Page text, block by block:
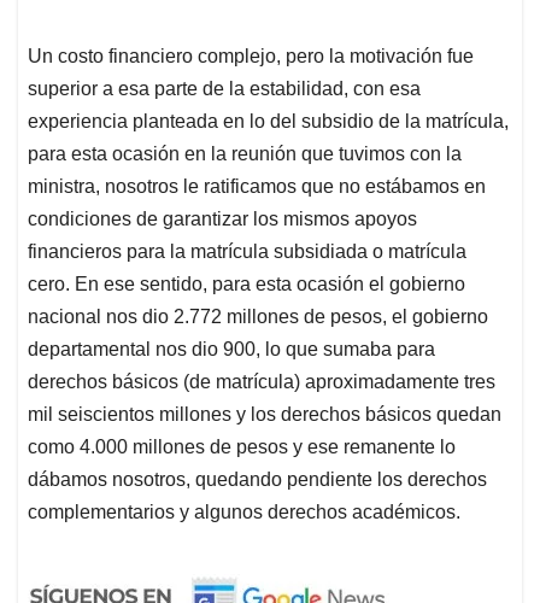
Un costo financiero complejo, pero la motivación fue
superior a esa parte de la estabilidad, con esa
experiencia planteada en lo del subsidio de la matrícula,
para esta ocasión en la reunión que tuvimos con la
ministra, nosotros le ratificamos que no estábamos en
condiciones de garantizar los mismos apoyos
financieros para la matrícula subsidiada o matrícula
cero. En ese sentido, para esta ocasión el gobierno
nacional nos dio 2.772 millones de pesos, el gobierno
departamental nos dio 900, lo que sumaba para
derechos básicos (de matrícula) aproximadamente tres
mil seiscientos millones y los derechos básicos quedan
como 4.000 millones de pesos y ese remanente lo
dábamos nosotros, quedando pendiente los derechos
complementarios y algunos derechos académicos.